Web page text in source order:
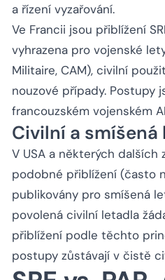
a řízení vyzařování.
Ve Francii jsou přiblížení
vyhrazena pro vojenské
Militaire, CAM), civilní
nouzové případy. Postupy
francouzském vojenském
Civilní a
V USA a některých dalších
podobné přiblížení (často
publikovány pro smíšená
povolená civilní letadla
přiblížení podle těchto
postupy zůstávají v čistě